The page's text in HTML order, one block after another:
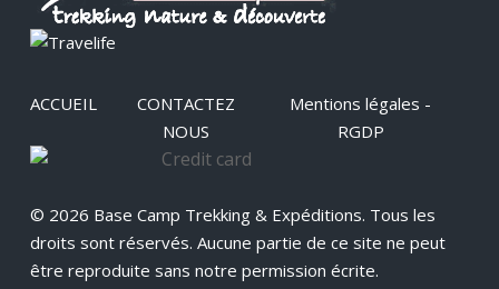
ACCUEIL
CONTACTEZ
NOUS
Mentions légales -
RGDP
© 2026 Base Camp Trekking & Expéditions. Tous les
droits sont réservés. Aucune partie de ce site ne peut
être reproduite sans notre permission écrite.